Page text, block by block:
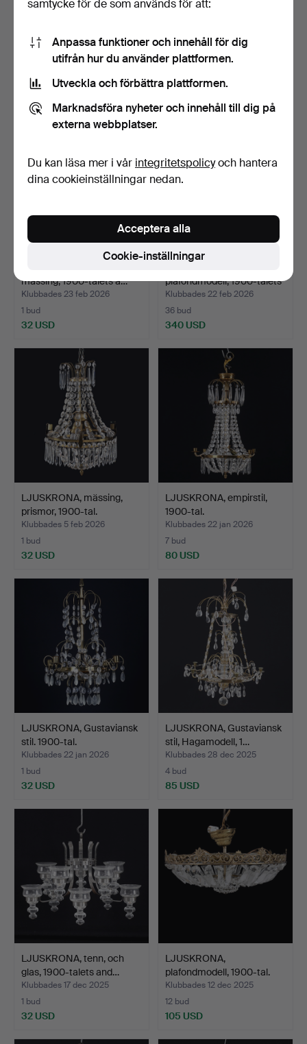
LJUSKRONA, Gustaviansk
stil, prismor och b…
Klubbades 18 mar 2026
11 bud
LJUSKRONA, rokokostil,
Klubbades 27 feb 2026
13 bud
mässing, 1900-talets a…
Klubbades 23 feb 2026
1 bud
32 USD
plafondmodell, 1900-talets
andr…
Klubbades 22 feb 2026
36 bud
340 USD
LJUSKRONA, mässing,
prismor, 1900-tal.
Klubbades 5 feb 2026
1 bud
32 USD
LJUSKRONA, empirstil,
1900-tal.
Klubbades 22 jan 2026
7 bud
80 USD
LJUSKRONA, Gustaviansk
stil. 1900-tal.
Klubbades 22 jan 2026
1 bud
32 USD
LJUSKRONA, Gustaviansk
stil, Hagamodell, 1…
Klubbades 28 dec 2025
4 bud
85 USD
LJUSKRONA, tenn, och
glas, 1900-talets and…
Klubbades 17 dec 2025
1 bud
32 USD
LJUSKRONA,
plafondmodell, 1900-tal.
Klubbades 12 dec 2025
12 bud
105 USD
samtycke för de som används för att:
Anpassa funktioner och innehåll för dig
utifrån hur du använder plattformen.
Utveckla och förbättra plattformen.
Marknadsföra nyheter och innehåll till dig på
externa webbplatser.
Du kan läsa mer i vår integritetspolicyoch hantera
dina cookieinställningar nedan.
Cookie-inställningar
Acceptera alla